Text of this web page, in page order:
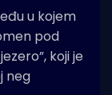
u kojem
pod
koji je
neg